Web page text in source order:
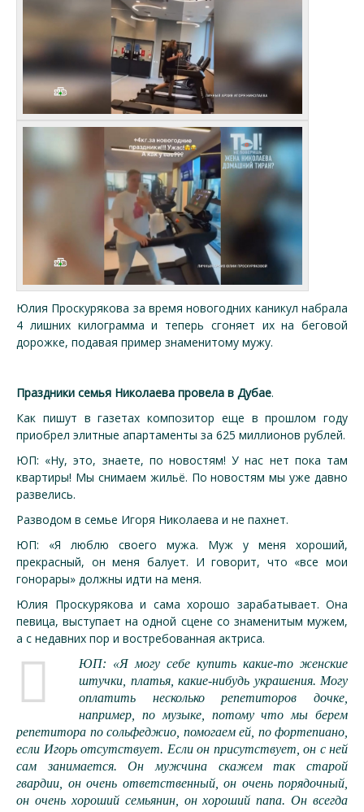
Юлия Проскурякова за время новогодних каникул набрала
4 лишних килограмма и теперь сгоняет их на беговой
дорожке, подавая пример знаменитому мужу.
Праздники семья Николаева провела в Дубае.
Как пишут в газетах композитор еще в прошлом году
приобрел элитные апартаменты за 625 миллионов рублей.
ЮП: «Ну, это, знаете, по новостям! У нас нет пока там
квартиры! Мы снимаем жильё. По новостям мы уже давно
развелись.
Разводом в семье Игоря Николаева и не пахнет.
ЮП: «Я люблю своего мужа. Муж у меня хороший,
прекрасный, он меня балует. И говорит, что «все мои
гонорары» должны идти на меня.
Юлия Проскурякова и сама хорошо зарабатывает. Она
певица, выступает на одной сцене со знаменитым мужем,
а с недавних пор и востребованная актриса.
ЮП: «Я могу себе купить какие-то женские
штучки, платья, какие-нибудь украшения. Могу
оплатить несколько репетиторов дочке,
например, по музыке, потому что мы берем
репетитора по сольфеджио, помогаем ей, по фортепиано,
если Игорь отсутствует. Если он присутствует, он с ней
сам занимается. Он мужчина скажем так старой
гвардии, он очень ответственный, он очень порядочный,
он очень хороший семьянин, он хороший папа. Он всегда